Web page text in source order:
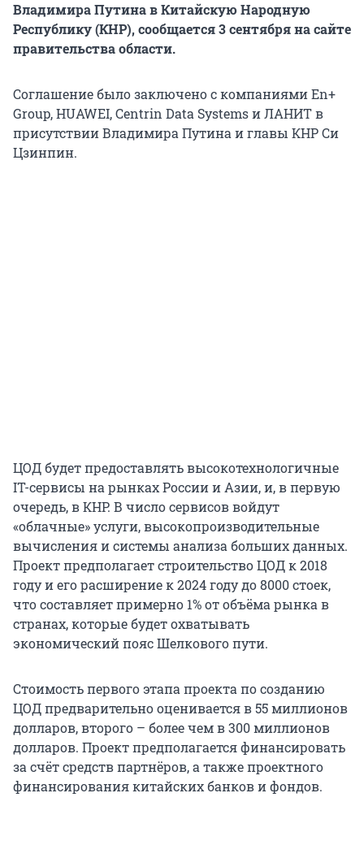
Владимира Путина в Китайскую Народную
Республику (КНР), сообщается 3 сентября на сайте
правительства области.
Соглашение было заключено с компаниями En+
Group, HUAWEI, Centrin Data Systems и ЛАНИТ в
присутствии Владимира Путина и главы КНР Си
Цзинпин.
ЦОД будет предоставлять высокотехнологичные
IT-сервисы на рынках России и Азии, и, в первую
очередь, в КНР. В число сервисов войдут
«облачные» услуги, высокопроизводительные
вычисления и системы анализа больших данных.
Проект предполагает строительство ЦОД к 2018
году и его расширение к 2024 году до 8000 стоек,
что составляет примерно 1% от объёма рынка в
странах, которые будет охватывать
экономический пояс Шелкового пути.
Стоимость первого этапа проекта по созданию
ЦОД предварительно оценивается в 55 миллионов
долларов, второго – более чем в 300 миллионов
долларов. Проект предполагается финансировать
за счёт средств партнёров, а также проектного
финансирования китайских банков и фондов.